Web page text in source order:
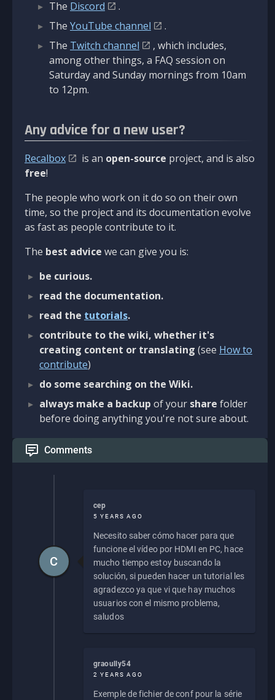
The Discord
.
The YouTube channel
.
The Twitch channel
, which includes,
among other things, a FAQ session on
Saturday and Sunday mornings from 10am
to 12pm.
Any advice for a new user?
Recalbox is an open-source project, and is also
free!
The people who work on it do so on their own
time, so the project and its documentation evolve
as fast as people contribute to it.
The best advice we can give you is:
be curious.
read the documentation.
read the tutorials.
contribute to the wiki, whether it's
creating content or translating (see How to
contribute)
do some searching on the Wiki.
always make a backup of your share folder
before doing anything you're not sure about.
Comments
cep
5 YEARS AGO
Necesito saber cómo hacer para que
funcione el vídeo por HDMI en PC, hace
mucho tiempo estoy buscando la
solución, si pueden hacer un tutorial les
agradezco ya que vi que hay muchos
usuarios con el mismo problema,
saludos
C
graoully54
2 YEARS AGO
Exemple de fichier de conf pour la série